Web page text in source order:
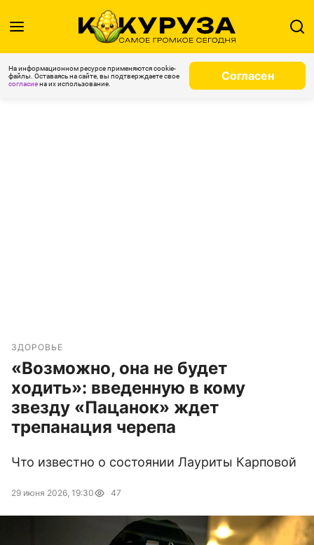
На информационном ресурсе применяются cookie-
файлы. Оставаясь на сайте, вы подтверждаете свое
согласиена их использование.
Согласен
ЗДОРОВЬЕ
«Возможно, она не будет
ходить»: введенную в кому
звезду «Пацанок» ждет
трепанация черепа
Что известно о состоянии Лауриты Карповой
29 июня 2026, 19:30 47